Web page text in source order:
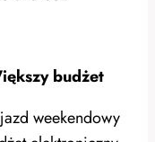
budżet
weekendowy